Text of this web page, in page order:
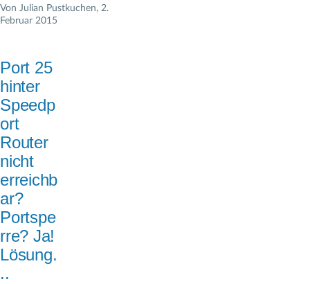
Von Julian Pustkuchen, 2.
Februar 2015
Port 25
hinter
Speedp
ort
Router
nicht
erreichb
ar?
Portspe
rre? Ja!
Lösung.
..